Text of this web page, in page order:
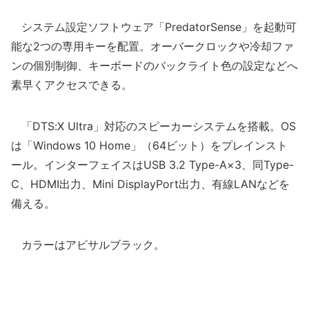
システム設定ソフトウェア「PredatorSense」を起動可
能な2つの専用キーを配置。オーバークロックや冷却ファ
ンの個別制御、キーボードのバックライト色の設定などへ
素早くアクセスできる。
「DTS:X Ultra」対応のスピーカーシステムを搭載。OS
は「Windows 10 Home」（64ビット）をプレインスト
ール。インターフェイスはUSB 3.2 Type-A×3、同Type-
C、HDMI出力、Mini DisplayPort出力、有線LANなどを
備える。
カラーはアビサルブラック。